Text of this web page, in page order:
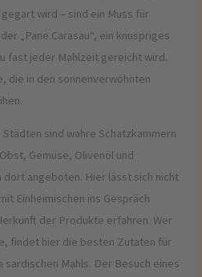
wird – sind ein Muss für
„Pane Carasau“, ein knuspriges
fast jeder Mahlzeit gereicht wird.
die in den sonnenverwöhnten
sind wahre Schatzkammern
Gemüse, Olivenöl und
dort angeboten. Hier lässt sich nicht
Einheimischen ins Gespräch
der Produkte erfahren. Wer
findet hier die besten Zutaten für
Mahls. Der Besuch eines